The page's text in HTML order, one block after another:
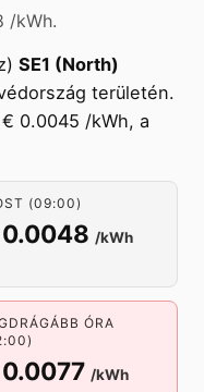
/kWh.
SE1 (North)
területén.
0.0045 /kWh, a
(09:00)
/kWh
ÓRA
/kWh